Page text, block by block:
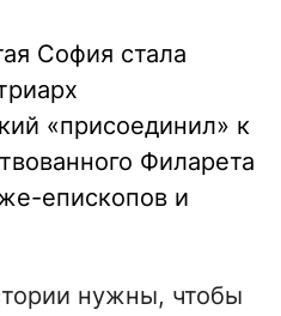
София стала
«присоединил» к
Филарета
епископов и
нужны, чтобы